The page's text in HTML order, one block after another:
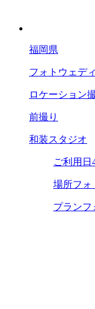
福岡県
フォトウェデ
ロケーション
前撮り
和装スタジオ
ご利用日
場所フォ
プランフ